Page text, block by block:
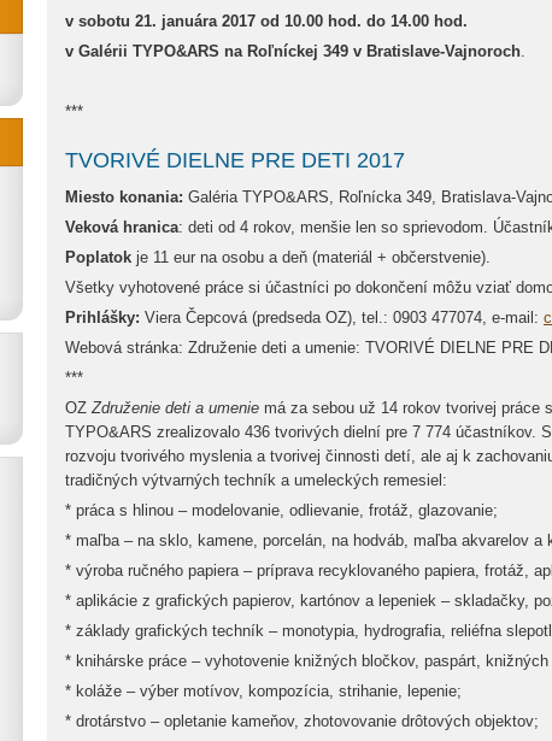
v sobotu 21. januára 2017 od 10.00 hod. do 14.00 hod.
v Galérii TYPO&ARS na Roľníckej 349 v Bratislave-Vajnoroch.
***
TVORIVÉ DIELNE PRE DETI 2017
Miesto konania: Galéria TYPO&ARS, Roľnícka 349, Bratislava-
Veková hranica: deti od 4 rokov, menšie len so sprievodom.
Poplatok je 11 eur na osobu a deň (materiál + občerstvenie).
Všetky vyhotovené práce si účastníci po dokončení môžu vziať
Prihlášky: Viera Čepcová (predseda OZ), tel.: 0903 477074, e-mail:
Webová stránka: Združenie deti a umenie: TVORIVÉ DIELNE PRE
***
OZZdruženie deti a umenie má za sebou už 14 rokov tvorivej práce
TYPO&ARS zrealizovalo 436 tvorivých dielní pre 7 774 účastníkov.
rozvoju tvorivého myslenia a tvorivej činnosti detí, ale aj k
tradičných výtvarných techník a umeleckých remesiel:
* práca s hlinou – modelovanie, odlievanie, frotáž, glazovanie;
* maľba – na sklo, kamene, porcelán, na hodváb, maľba akvarelov a
* výroba ručného papiera – príprava recyklovaného papiera, frotáž,
* aplikácie z grafických papierov, kartónov a lepeniek – skladačky,
* základy grafických techník – monotypia, hydrografia, reliéfna
* knihárske práce – vyhotovenie knižných bločkov, paspárt,
* koláže – výber motívov, kompozícia, strihanie, lepenie;
* drotárstvo – opletanie kameňov, zhotovovanie drôtových objektov;